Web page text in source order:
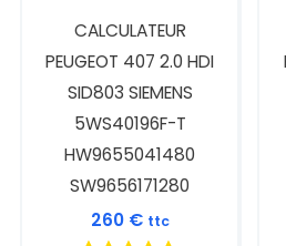
CALCULATEUR
PEUGEOT 407 2.0 HDI
SID803 SIEMENS
5WS40196F-T
HW9655041480
SW9656171280
260 € ttc